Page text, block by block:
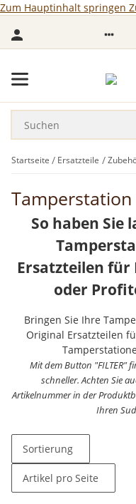
Zum Hauptinhalt springen
Startseite Ersatzteile
Tamperstation
So haben Sie
Ersatzteilen für
oder
Bringen Sie Ihre
Original Ersatzteilen
Mit dem Button "FILTER"
schneller. Achten Sie
Artikelnummer in der
Ihren
Sortierung
Artikel pro Seite